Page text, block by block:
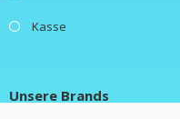
Kasse
Unsere Brands